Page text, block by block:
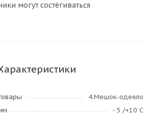
могут состёгиваться
4.Мешок-одеяло
- 5 /+10 С